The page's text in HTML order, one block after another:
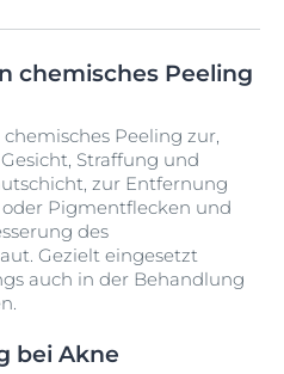
chemisches Peeling
Peeling zur,
Straffung und
zur Entfernung
Pigmentflecken und
des
Gezielt eingesetzt
auch in der Behandlung
bei Akne